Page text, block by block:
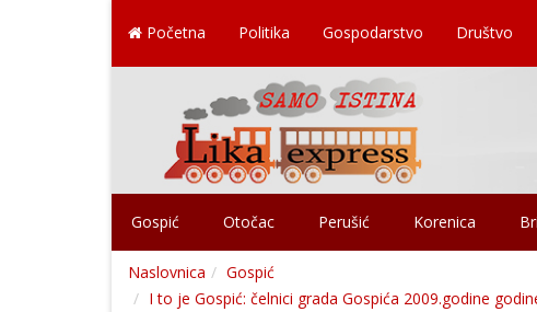
Početna Politika Gospodarstvo Društvo
Gospić Otočac Perušić Korenica
Naslovnica
Gospić
I to je Gospić: čelnici grada Gospića 2009.godine